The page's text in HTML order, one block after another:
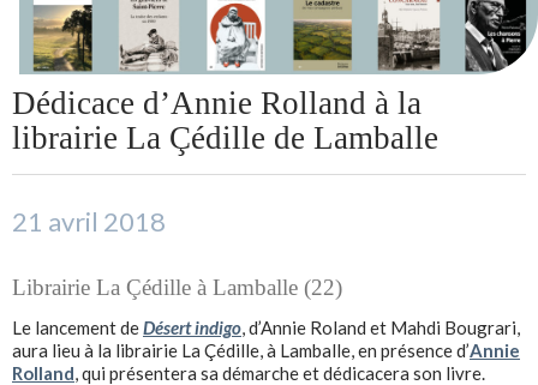
Dédicace d’Annie Rolland à la
librairie La Çédille de Lamballe
21 avril 2018
Librairie La Çédille à Lamballe (22)
Le lancement deDésert indigo, d’Annie Roland et Mahdi Bougrari,
aura lieu à la librairie La Çédille, à Lamballe, en présence d’Annie
Rolland, qui présentera sa démarche et dédicacera son livre.